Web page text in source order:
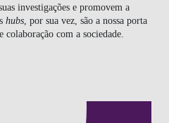
investigações e promovem a
hubs, por sua vez, são a nossa porta
com a sociedade.